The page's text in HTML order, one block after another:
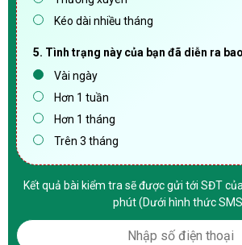
Kéo dài nhiều tháng
5. Tình trạng này của bạn đã diễn ra
Vài ngày
Hơn 1 tuần
Hơn 1 tháng
Trên 3 tháng
Kết quả bài kiểm tra sẽ được gửi tới SĐT
phút (Dưới hình thức